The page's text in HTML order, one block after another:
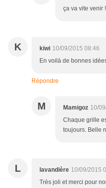
ça va vite venir
K kiwi 10/09/2015 08:46
En voilà de bonnes
Répondre
M Mamigoz 10/
Chaque grille
toujours. Belle
L lavandière 10/09/2015
Très joli et merci pour